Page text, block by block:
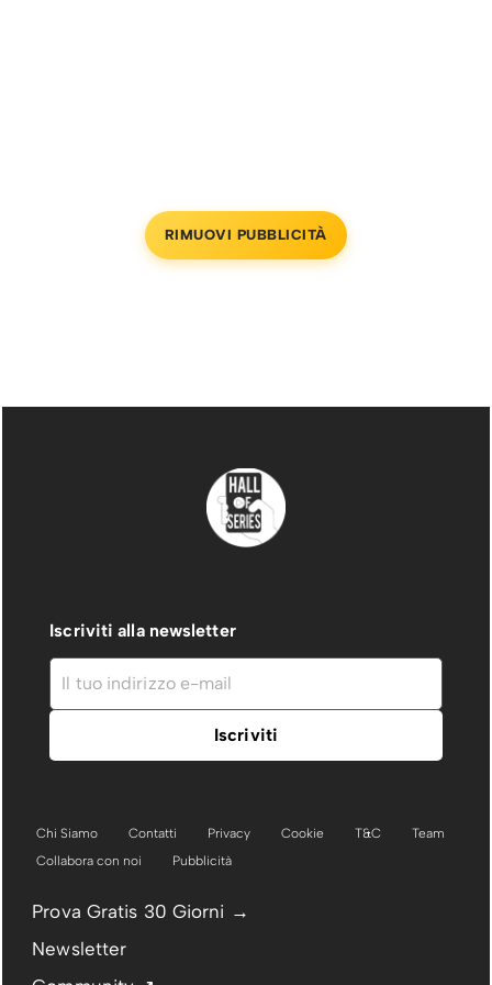
RIMUOVI PUBBLICITÀ
Iscriviti alla newsletter
Chi Siamo Contatti Privacy Cookie T&C
Team
Collabora con noi
Pubblicità
Prova Gratis 30 Giorni →
Newsletter